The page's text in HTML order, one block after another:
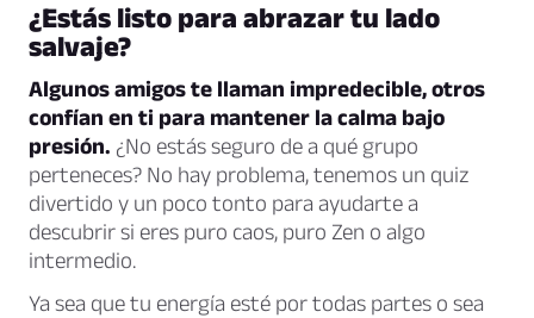
¿Estás listo para abrazar tu lado
salvaje?
Algunos amigos te llaman impredecible, otros
confían en ti para mantener la calma bajo
presión. ¿No estás seguro de a qué grupo
perteneces? No hay problema, tenemos un quiz
divertido y un poco tonto para ayudarte a
descubrir si eres puro caos, puro Zen o algo
intermedio.
Ya sea que tu energía esté por todas partes o sea